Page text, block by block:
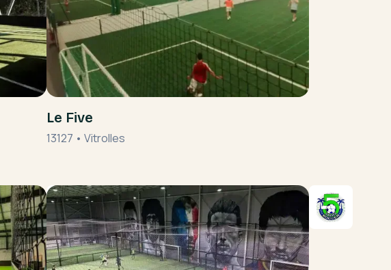
Le Five
13127 • Vitrolles